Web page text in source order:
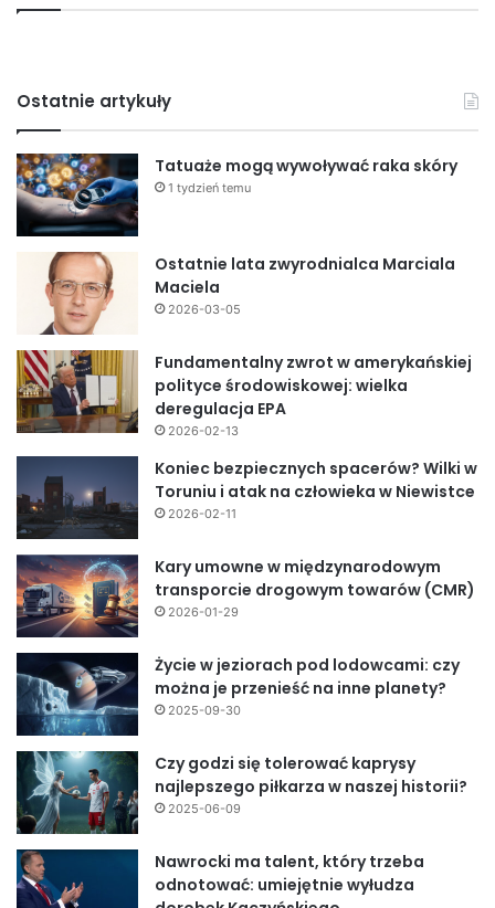
Ostatnie artykuły
Tatuaże mogą wywoływać raka skóry
1 tydzień temu
Ostatnie lata zwyrodnialca Marciala
Maciela
2026-03-05
Fundamentalny zwrot w amerykańskiej
polityce środowiskowej: wielka
deregulacja EPA
2026-02-13
Koniec bezpiecznych spacerów? Wilki w
Toruniu i atak na człowieka w Niewistce
2026-02-11
Kary umowne w międzynarodowym
transporcie drogowym towarów (CMR)
2026-01-29
Życie w jeziorach pod lodowcami: czy
można je przenieść na inne planety?
2025-09-30
Czy godzi się tolerować kaprysy
najlepszego piłkarza w naszej historii?
2025-06-09
Nawrocki ma talent, który trzeba
odnotować: umiejętnie wyłudza